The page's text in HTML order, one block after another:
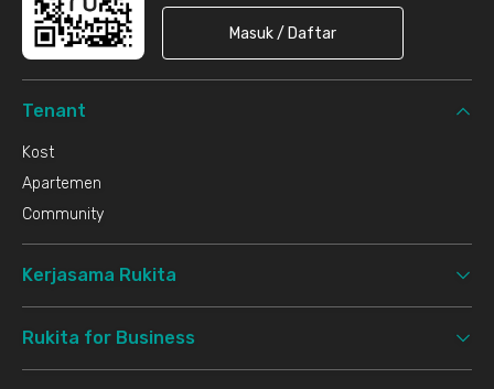
Masuk / Daftar
Tenant
Kost
Apartemen
Community
Kerjasama Rukita
Rukita for Business